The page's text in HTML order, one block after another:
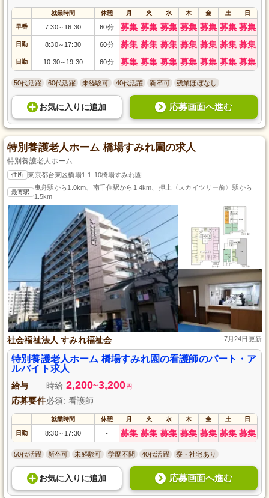
就業時間 休憩 月 火 水 木 金 土 日
早番 7:30～ 16:30 60分 募集 募集 募集 募集 募集 募集 募集
日勤 8:30～ 17:30 60分 募集 募集 募集 募集 募集 募集 募集
日勤 10:30～ 19:30 60分 募集 募集 募集 募集 募集 募集 募集
50代活躍 60代活躍 未経験可 40代活躍 新卒可 残業ほぼなし
お気に入り に追加 応募画面へ進む
特別養護老人ホーム 橋場すみれ園の求人
特別養護老人ホーム
住所 東京都台東区橋場1-1-10橋場すみれ園
最寄駅
曳舟駅から1.0km、南千住駅から1.4km、押上〈スカイツリー前〉駅から
1.5km
社会福祉法人 すみれ福祉会 7月24日更新
特別養護老人ホーム 橋場すみれ園の看護師のパート・ア
ルバイト求人
給与 時給 2,200~3,200 円
応募要件必須: 看護師
就業時間 休憩 月 火 水 木 金 土 日
日勤 8:30～ 17:30 - 募集 募集 募集 募集 募集 募集 募集
50代活躍 新卒可 未経験可 学歴不問 40代活躍 寮・社宅あり
お気に入り に追加 応募画面へ進む